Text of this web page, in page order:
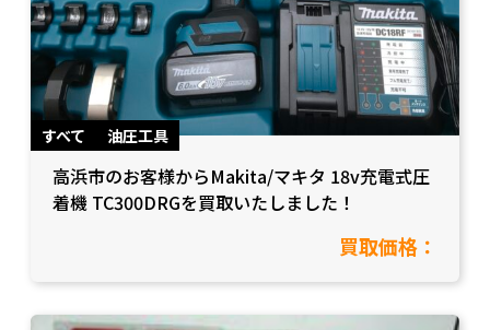
すべて 油圧工具
高浜市のお客様からMakita/マキタ 18v充電式圧
着機 TC300DRGを買取いたしました！
買取価格：